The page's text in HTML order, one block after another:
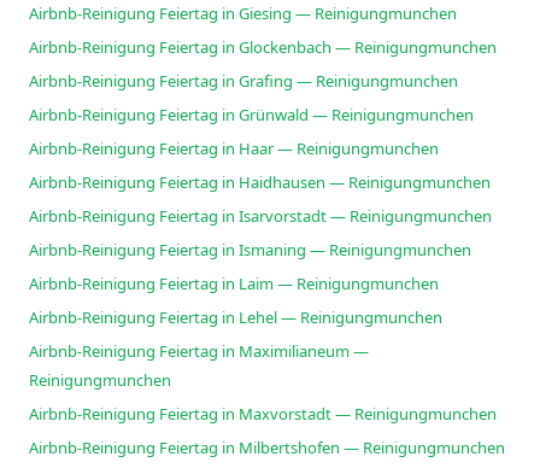
Airbnb-Reinigung Feiertag in Giesing — Reinigungmunchen
Airbnb-Reinigung Feiertag in Glockenbach — Reinigungmunchen
Airbnb-Reinigung Feiertag in Grafing — Reinigungmunchen
Airbnb-Reinigung Feiertag in Grünwald — Reinigungmunchen
Airbnb-Reinigung Feiertag in Haar — Reinigungmunchen
Airbnb-Reinigung Feiertag in Haidhausen — Reinigungmunchen
Airbnb-Reinigung Feiertag in Isarvorstadt — Reinigungmunchen
Airbnb-Reinigung Feiertag in Ismaning — Reinigungmunchen
Airbnb-Reinigung Feiertag in Laim — Reinigungmunchen
Airbnb-Reinigung Feiertag in Lehel — Reinigungmunchen
Airbnb-Reinigung Feiertag in Maximilianeum —
Reinigungmunchen
Airbnb-Reinigung Feiertag in Maxvorstadt — Reinigungmunchen
Airbnb-Reinigung Feiertag in Milbertshofen — Reinigungmunchen